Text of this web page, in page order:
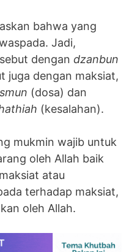
bahwa yang
Jadi,
dengan dzanbun
juga dengan maksiat,
(dosa) dan
(kesalahan).
mukmin wajib untuk
oleh Allah baik
atau
terhadap maksiat,
oleh Allah.